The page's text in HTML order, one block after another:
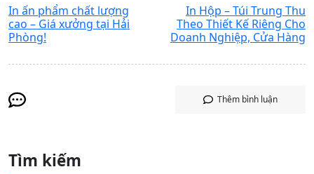
In ấn phẩm chất lượng
cao – Giá xưởng tại Hải
Phòng!
In Hộp – Túi Trung Thu
Theo Thiết Kế Riêng Cho
Doanh Nghiệp, Cửa Hàng
Thêm bình luận
Tìm kiếm